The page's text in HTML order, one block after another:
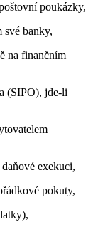
poukázky,
své banky,
na finančním
(SIPO), jde-li
exekuci,
pokuty,